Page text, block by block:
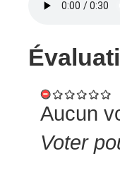
Aucun
Voter